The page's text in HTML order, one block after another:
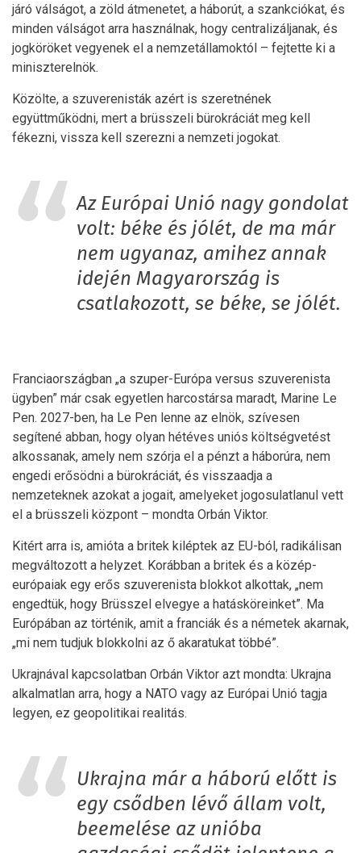
járó válságot, a zöld átmenetet, a háborút, a szankciókat, és
minden válságot arra használnak, hogy centralizáljanak, és
jogköröket vegyenek el a nemzetállamoktól – fejtette ki a
miniszterelnök.
Közölte, a szuverenisták azért is szeretnének
együttműködni, mert a brüsszeli bürokráciát meg kell
fékezni, vissza kell szerezni a nemzeti jogokat.
Az Európai Unió nagy gondolat
volt: béke és jólét, de ma már
nem ugyanaz, amihez annak
idején Magyarország is
csatlakozott, se béke, se jólét.
Franciaországban „a szuper-Európa versus szuverenista
ügyben” már csak egyetlen harcostársa maradt, Marine Le
Pen. 2027-ben, ha Le Pen lenne az elnök, szívesen
segítené abban, hogy olyan hétéves uniós költségvetést
alkossanak, amely nem szórja el a pénzt a háborúra, nem
engedi erősödni a bürokráciát, és visszaadja a
nemzeteknek azokat a jogait, amelyeket jogosulatlanul vett
el a brüsszeli központ – mondta Orbán Viktor.
Kitért arra is, amióta a britek kiléptek az EU-ból, radikálisan
megváltozott a helyzet. Korábban a britek és a közép-
európaiak egy erős szuverenista blokkot alkottak, „nem
engedtük, hogy Brüsszel elvegye a hatásköreinket”. Ma
Európában az történik, amit a franciák és a németek akarnak,
„mi nem tudjuk blokkolni az ő akaratukat többé”.
Ukrajnával kapcsolatban Orbán Viktor azt mondta: Ukrajna
alkalmatlan arra, hogy a NATO vagy az Európai Unió tagja
legyen, ez geopolitikai realitás.
Ukrajna már a háború előtt is
egy csődben lévő állam volt,
beemelése az unióba